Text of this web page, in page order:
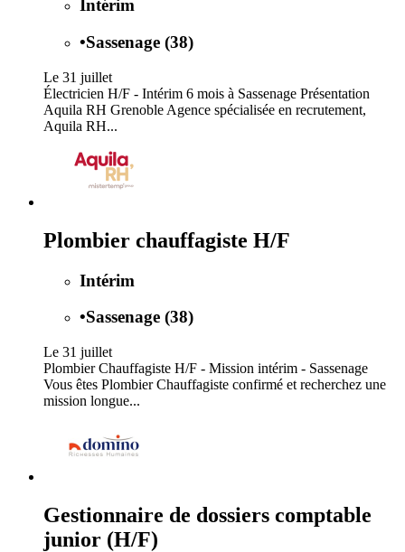
Intérim
•Sassenage (38)
Le 31 juillet
Électricien H/F - Intérim 6 mois à Sassenage Présentation
Aquila RH Grenoble Agence spécialisée en recrutement,
Aquila RH...
Plombier chauffagiste H/F
Intérim
•Sassenage (38)
Le 31 juillet
Plombier Chauffagiste H/F - Mission intérim - Sassenage
Vous êtes Plombier Chauffagiste confirmé et recherchez une
mission longue...
Gestionnaire de dossiers comptable
junior (H/F)